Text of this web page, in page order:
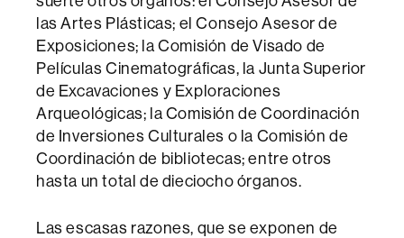
las Artes Plásticas; el Consejo Asesor de
Exposiciones; la Comisión de Visado de
Películas Cinematográficas, la Junta Superior
de Excavaciones y Exploraciones
Arqueológicas; la Comisión de Coordinación
de Inversiones Culturales o la Comisión de
Coordinación de bibliotecas; entre otros
hasta un total de dieciocho órganos.
Las escasas razones, que se exponen de